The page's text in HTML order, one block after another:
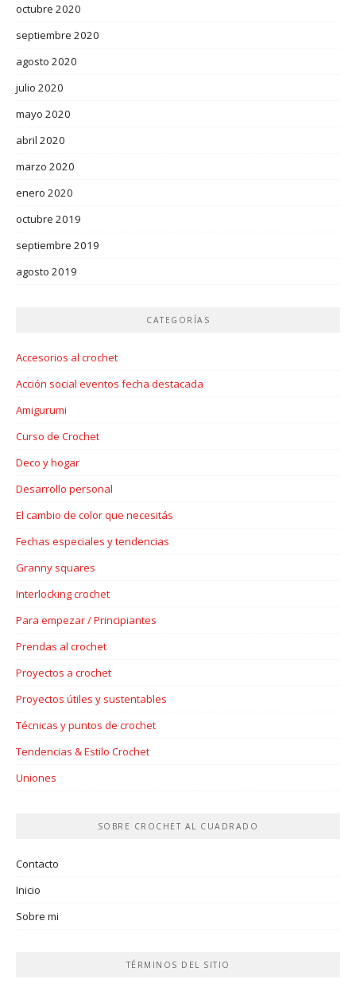
octubre 2020
septiembre 2020
agosto 2020
julio 2020
mayo 2020
abril 2020
marzo 2020
enero 2020
octubre 2019
septiembre 2019
agosto 2019
CATEGORÍAS
Accesorios al crochet
Acción social eventos fecha destacada
Amigurumi
Curso de Crochet
Deco y hogar
Desarrollo personal
El cambio de color que necesitás
Fechas especiales y tendencias
Granny squares
Interlocking crochet
Para empezar / Principiantes
Prendas al crochet
Proyectos a crochet
Proyectos útiles y sustentables
Técnicas y puntos de crochet
Tendencias & Estilo Crochet
Uniones
SOBRE CROCHET AL CUADRADO
Contacto
Inicio
Sobre mi
TÉRMINOS DEL SITIO